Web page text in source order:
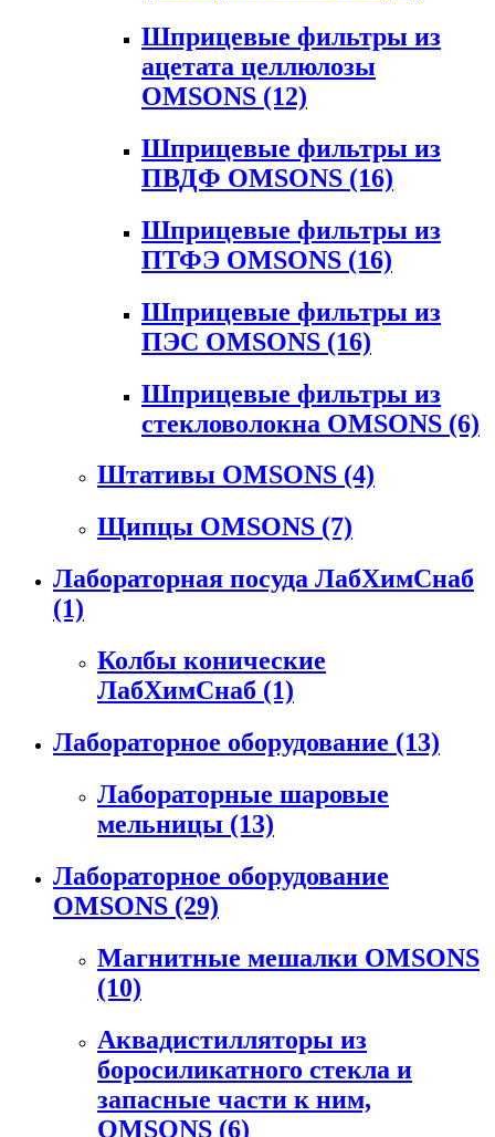
Шприцевые фильтры из
ацетата целлюлозы
OMSONS (12)
Шприцевые фильтры из
ПВДФ OMSONS (16)
Шприцевые фильтры из
ПТФЭ OMSONS (16)
Шприцевые фильтры из
ПЭС OMSONS (16)
Шприцевые фильтры из
стекловолокна OMSONS (6)
Штативы OMSONS (4)
Щипцы OMSONS (7)
Лабораторная посуда ЛабХимСнаб
(1)
Колбы конические
ЛабХимСнаб (1)
Лабораторное оборудование (13)
Лабораторные шаровые
мельницы (13)
Лабораторное оборудование
OMSONS (29)
Магнитные мешалки OMSONS
(10)
Аквадистилляторы из
боросиликатного стекла и
запасные части к ним,
OMSONS (6)